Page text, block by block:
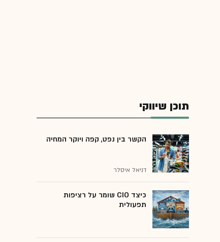
תוכן שיווקי
הקשר בין נפט, קפה ויוקר המחיה
דניאל איסלר
כיצד CIO שומר על רציפות
תפעולית